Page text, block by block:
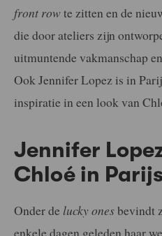
front rowte zitten en de
die door ateliers zijn
uitmuntende vakmanschap
Ook Jennifer Lopez is in
inspiratie in een look van
Jennifer
Chloé in
Onder de lucky onesbevindt
enkele dagen geleden haar